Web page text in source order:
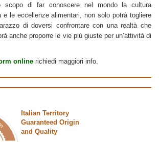
scopo di far conoscere nel mondo la cultura
e le eccellenze alimentari, non solo potrà togliere
di doversi confrontare con una realtà che
anche proporre le vie più giuste per un’attività di
online richiedi maggiori info.
Italian Territory
Guaranteed Origin
and Quality